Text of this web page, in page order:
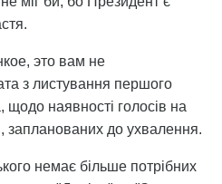
это вам не
з листування першого
щодо наявності голосів на
запланованих до ухвалення.
немає більше потрібних